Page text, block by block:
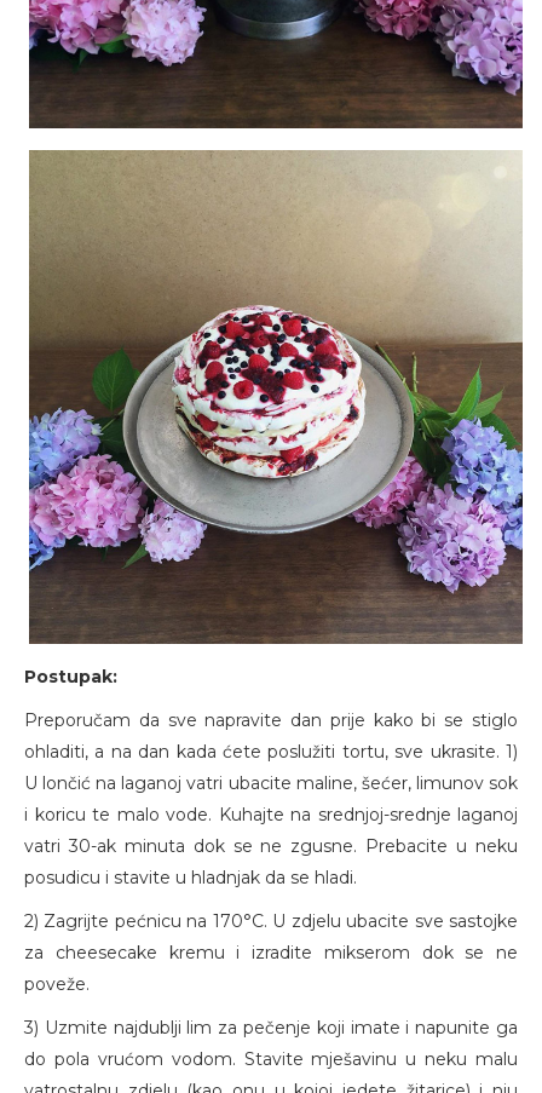
Postupak:
Preporučam da sve napravite dan prije kako bi se stiglo
ohladiti, a na dan kada ćete poslužiti tortu, sve ukrasite. 1)
U lončić na laganoj vatri ubacite maline, šećer, limunov sok
i koricu te malo vode. Kuhajte na srednjoj-srednje laganoj
vatri 30-ak minuta dok se ne zgusne. Prebacite u neku
posudicu i stavite u hladnjak da se hladi.
2) Zagrijte pećnicu na 170°C. U zdjelu ubacite sve sastojke
za cheesecake kremu i izradite mikserom dok se ne
poveže.
3) Uzmite najdublji lim za pečenje koji imate i napunite ga
do pola vrućom vodom. Stavite mješavinu u neku malu